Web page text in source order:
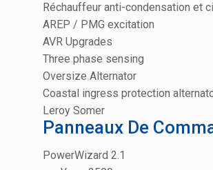
Réchauffeur anti-condensation et
AREP / PMG excitation
AVR Upgrades
Three phase sensing
Oversize Alternator
Coastal ingress protection
Leroy Somer
Panneaux De
PowerWizard 2.1